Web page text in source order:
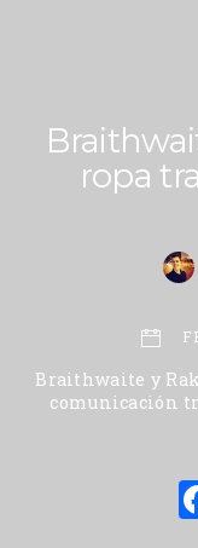
ropa
Braithwaite y
comunicación